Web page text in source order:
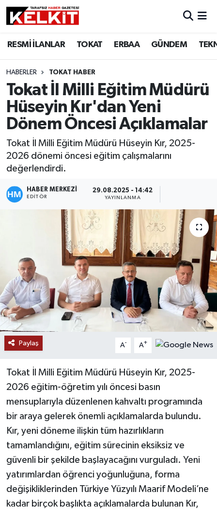
RESMİ İLANLAR TOKAT ERBAA GÜNDEM
HABERLER TOKAT HABER
Tokat İl Milli Eğitim Müdürü
Hüseyin Kır'dan Yeni
Dönem Öncesi Açıklamalar
Tokat İl Milli Eğitim Müdürü Hüseyin Kır, 2025-
2026 dönemi öncesi eğitim çalışmalarını
değerlendirdi.
HABER MERKEZİ
EDITÖR
29.08.2025 - 14:42
YAYINLANMA
Paylaş A- A+
Tokat İl Milli Eğitim Müdürü Hüseyin Kır, 2025-
2026 eğitim-öğretim yılı öncesi basın
mensuplarıyla düzenlenen kahvaltı programında
bir araya gelerek önemli açıklamalarda bulundu.
Kır, yeni döneme ilişkin tüm hazırlıkların
tamamlandığını, eğitim sürecinin eksiksiz ve
güvenli bir şekilde başlayacağını vurguladı. Yeni
yatırımlardan öğrenci yoğunluğuna, forma
değişikliklerinden Türkiye Yüzyılı Maarif Modeli’ne
kadar birçok başlıkta açıklamalarda bulunan Kır,